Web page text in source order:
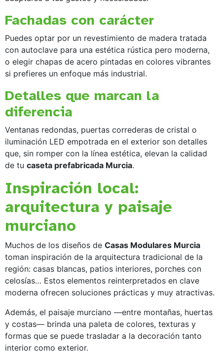
Fachadas con carácter
Puedes optar por un revestimiento de madera tratada
con autoclave para una estética rústica pero moderna,
o elegir chapas de acero pintadas en colores vibrantes
si prefieres un enfoque más industrial.
Detalles que marcan la
diferencia
Ventanas redondas, puertas correderas de cristal o
iluminación LED empotrada en el exterior son detalles
que, sin romper con la línea estética, elevan la calidad
de tu caseta prefabricada Murcia.
Inspiración local:
arquitectura y paisaje
murciano
Muchos de los diseños de Casas Modulares Murcia
toman inspiración de la arquitectura tradicional de la
región: casas blancas, patios interiores, porches con
celosías… Estos elementos reinterpretados en clave
moderna ofrecen soluciones prácticas y muy atractivas.
Además, el paisaje murciano —entre montañas, huertas
y costas— brinda una paleta de colores, texturas y
formas que se puede trasladar a la decoración tanto
interior como exterior.